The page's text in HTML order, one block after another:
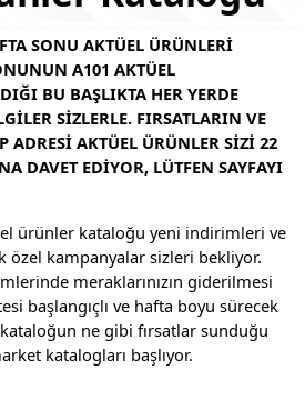
SONU AKTÜEL ÜRÜNLERI
A101 AKTÜEL
BU BAŞLIKTA HER YERDE
SIZLERLE. FIRSATLARIN VE
ADRESI AKTÜEL ÜRÜNLER SIZI 22
DAVET EDIYOR, LÜTFEN SAYFAYI
ürünler kataloğu yeni indirimleri ve
özel kampanyalar sizleri bekliyor.
meraklarınızın giderilmesi
başlangıçlı ve hafta boyu sürecek
ne gibi fırsatlar sunduğu
katalogları başlıyor.